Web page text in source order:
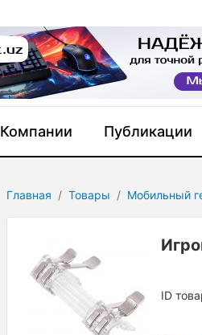
Компании Публикации
Главная Товары Мобильный
ID